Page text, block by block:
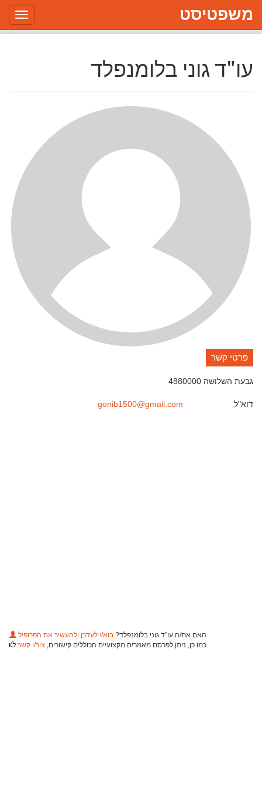
משפטיסט
עו"ד גוני בלומנפלד
פרטי קשר
גבעת השלושה 4880000
דוא"ל gonib1500@gmail.com
האם את/ה עו"ד גוני בלומנפלד? בוא/י לעדכן ולהעשיר את הפרופיל
כמו כן, ניתן לפרסם מאמרים מקצועיים הכוללים קישורים, צור/י קשר